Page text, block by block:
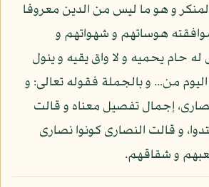
و هو ما ليس من الدين معروفا
هوساتهم و شهواتهم و
حام يحميه و لا واق يقيه و يئول
اليوم من... و بالجملة فقوله تعالى: و
نصارى، إجمال تفصيل معناه و قالت
و قالت النصارى كونوا نصارى
و شقاقهم.